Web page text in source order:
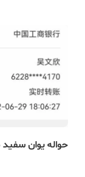
حواله یوان سفید مبلغ 6120